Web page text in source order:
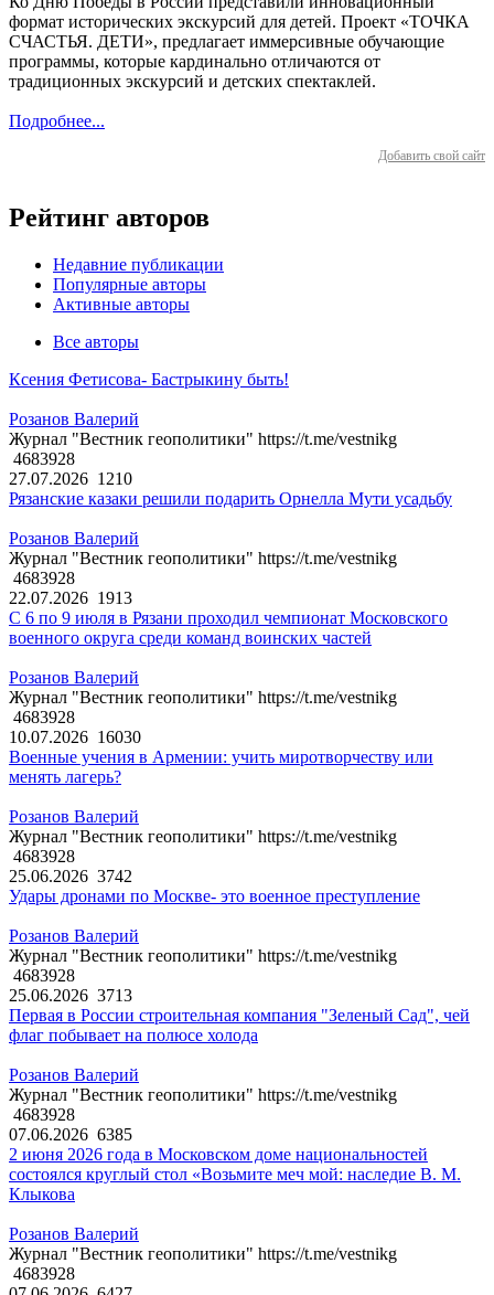
формат исторических экскурсий для детей. Проект «ТОЧКА
СЧАСТЬЯ. ДЕТИ», предлагает иммерсивные обучающие
программы, которые кардинально отличаются от
традиционных экскурсий и детских спектаклей.
Подробнее...
Добавить свой сайт
Рейтинг авторов
Недавние публикации
Популярные авторы
Активные авторы
Все авторы
Ксения Фетисова- Бастрыкину быть!
Розанов Валерий
Журнал "Вестник геополитики" https://t.me/vestnikg
4683928
27.07.2026 1210
Рязанские казаки решили подарить Орнелла Мути усадьбу
Розанов Валерий
Журнал "Вестник геополитики" https://t.me/vestnikg
4683928
22.07.2026 1913
С 6 по 9 июля в Рязани проходил чемпионат Московского
военного округа среди команд воинских частей
Розанов Валерий
Журнал "Вестник геополитики" https://t.me/vestnikg
4683928
10.07.2026 16030
Военные учения в Армении: учить миротворчеству или
менять лагерь?
Розанов Валерий
Журнал "Вестник геополитики" https://t.me/vestnikg
4683928
25.06.2026 3742
Удары дронами по Москве- это военное преступление
Розанов Валерий
Журнал "Вестник геополитики" https://t.me/vestnikg
4683928
25.06.2026 3713
Первая в России строительная компания "Зеленый Сад", чей
флаг побывает на полюсе холода
Розанов Валерий
Журнал "Вестник геополитики" https://t.me/vestnikg
4683928
07.06.2026 6385
2 июня 2026 года в Московском доме национальностей
состоялся круглый стол «Возьмите меч мой: наследие В. М.
Клыкова
Розанов Валерий
Журнал "Вестник геополитики" https://t.me/vestnikg
4683928